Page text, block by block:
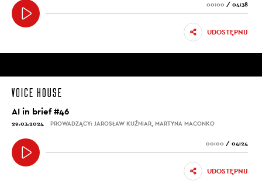
00:00 / 04:38
UDOSTĘPNIJ
AI in brief #46
29.03.2024 PROWADZĄCY: JAROSŁAW KUŹNIAR, MARTYNA MACONKO
00:00 / 04:24
UDOSTĘPNIJ